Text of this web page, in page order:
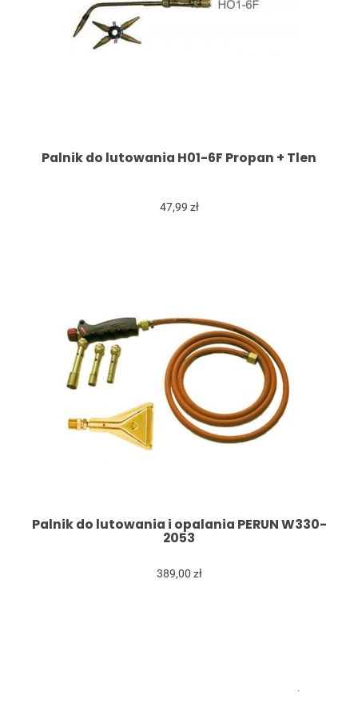
Palnik do lutowania H01-6F Propan + Tlen
47,99 zł
Palnik do lutowania i opalania PERUN W330-
2053
389,00 zł